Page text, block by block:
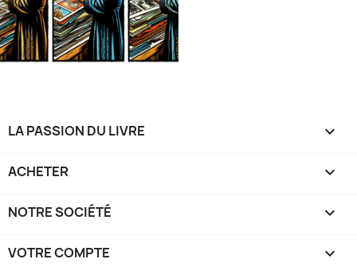
LA PASSION DU LIVRE 
ACHETER 
NOTRE SOCIÉTÉ 
VOTRE COMPTE 